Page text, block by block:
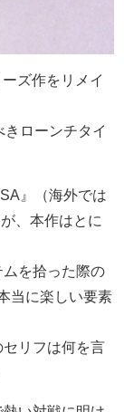
ズ作をリメイ
ローンチタイ
』（海外では
、本作はとに
を拾った際の
当に楽しい要素
リフは何を言